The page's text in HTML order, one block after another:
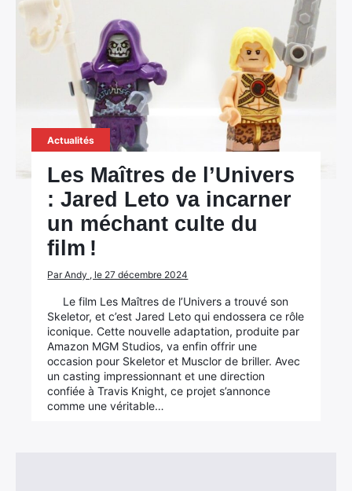
Actualités
Les Maîtres de l’Univers
: Jared Leto va incarner
un méchant culte du
film !
Par Andy , le 27 décembre 2024
Le film Les Maîtres de l’Univers a trouvé son
Skeletor, et c’est Jared Leto qui endossera ce rôle
iconique. Cette nouvelle adaptation, produite par
Amazon MGM Studios, va enfin offrir une
occasion pour Skeletor et Musclor de briller. Avec
un casting impressionnant et une direction
confiée à Travis Knight, ce projet s’annonce
comme une véritable…